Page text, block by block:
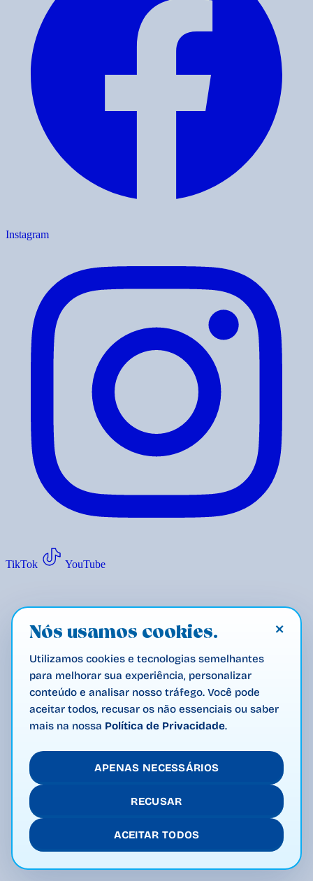
Instagram
TikTok YouTube
×
Nós usamos cookies.
Utilizamos cookies e tecnologias semelhantes
para melhorar sua experiência, personalizar
conteúdo e analisar nosso tráfego. Você pode
aceitar todos, recusar os não essenciais ou saber
mais na nossa Política de Privacidade.
APENAS NECESSÁRIOS
RECUSAR
ACEITAR TODOS